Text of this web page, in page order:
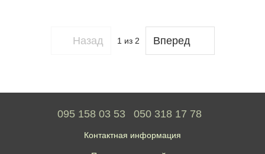
Назад 1 из 2 Вперед
095 158 03 53 050 318 17 78
Контактная информация